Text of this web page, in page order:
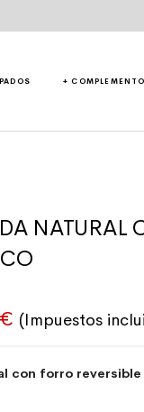
+
NATURAL
original era:
€ El precio
(Impuestos
con forro reversible